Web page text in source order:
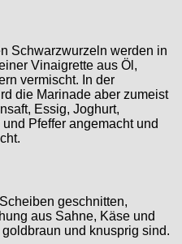
Schwarzwurzeln werden in
Vinaigrette aus Öl,
vermischt. In der
die Marinade aber zumeist
Essig, Joghurt,
Pfeffer angemacht und
geschnitten,
aus Sahne, Käse und
und knusprig sind.